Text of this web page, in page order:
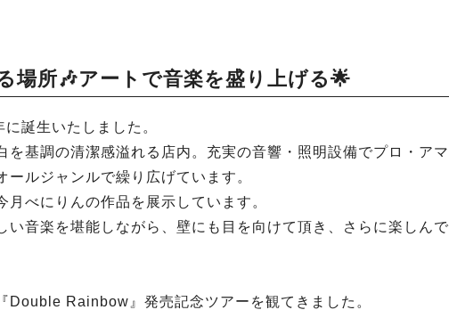
場所🎶アートで音楽を盛り上げる🌟
誕生いたしました。
を基調の清潔感溢れる店内。充実の音響・照明設備でプロ・ア
ルジャンルで繰り広げています。
べにりんの作品を展示しています。
い音楽を堪能しながら、壁にも目を向けて頂き、さらに楽しん
Double Rainbow』発売記念ツアーを観てきました。